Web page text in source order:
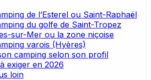
de l’Esterel ou Saint-Raphaël
du golfe de Saint-Tropez
sur-Mer ou la zone niçoise
varois (Hyères)
camping selon son profil
exiger en 2026
loin